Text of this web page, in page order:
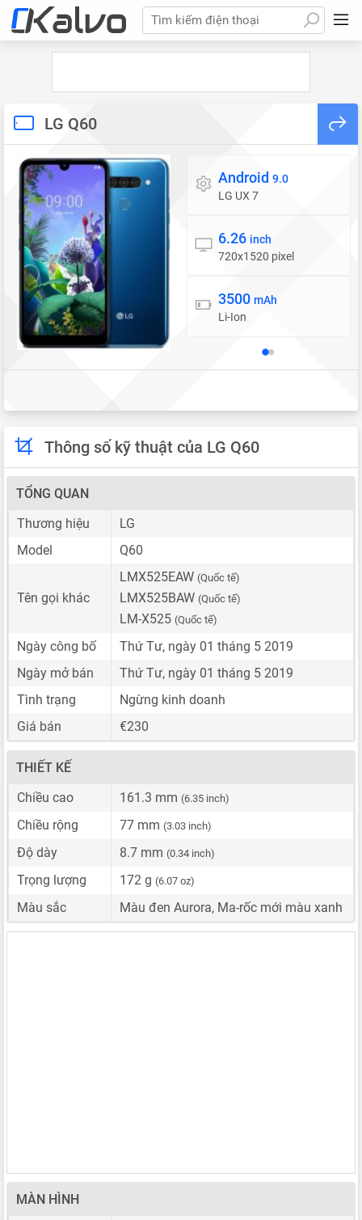
Tìm kiếm điện thoại
LG Q60
Hệ điều hành
Android 9.0
LG UX 7
Màn hình
6.26 inch
720x1520 pixel
Pin
3500 mAh
Li-Ion
Thông số kỹ thuật của LG Q60
TỔNG QUAN
Thương hiệu
LG
Model
Q60
Tên gọi khác
LMX525EAW (Quốc tế)
LMX525BAW (Quốc tế)
LM-X525 (Quốc tế)
Ngày công bố
Thứ Tư, ngày 01 tháng 5 2019
Ngày mở bán
Thứ Tư, ngày 01 tháng 5 2019
Tình trạng
Ngừng kinh doanh
Giá bán
€230
THIẾT KẾ
Chiều cao
161.3 mm (6.35 inch)
Chiều rộng 77 mm (3.03 inch)
Độ dày 8.7 mm (0.34 inch)
Trọng lượng 172 g (6.07 oz)
Màu sắc Màu đen Aurora, Ma-rốc mới màu xanh
MÀN HÌNH